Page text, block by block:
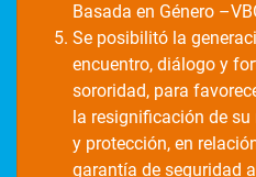
Basada en Género
Se posibilitó la
encuentro, diálogo y
sororidad, para
la resignificación de
y protección, en
garantía de seguridad